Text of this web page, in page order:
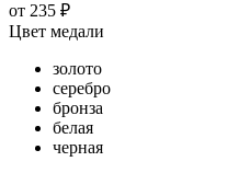
от 235 ₽
Цвет медали
золото
серебро
бронза
белая
черная